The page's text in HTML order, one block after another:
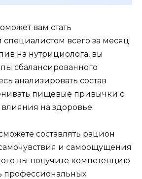
вам стать
всего за месяц
на нутрициолога, вы
сбалансированного
анализировать состав
пищевые привычки с
на здоровье.
составлять рацион
и самоощущения
вы получите компетенцию
профессиональных